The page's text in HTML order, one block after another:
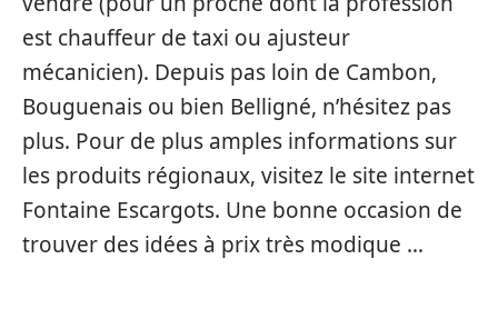
est chauffeur de taxi ou ajusteur
mécanicien). Depuis pas loin de Cambon,
Bouguenais ou bien Belligné, n’hésitez pas
plus. Pour de plus amples informations sur
les produits régionaux, visitez le site internet
Fontaine Escargots. Une bonne occasion de
trouver des idées à prix très modique …